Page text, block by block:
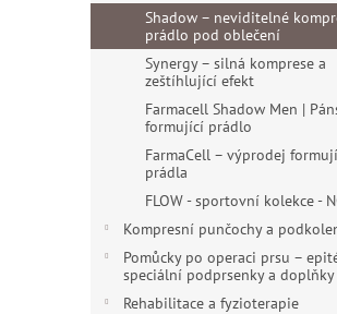
Shadow – neviditelné
prádlo pod oblečení
Synergy – silná komprese a
zeštíhlující efekt
Farmacell Shadow Men |
formující prádlo
FarmaCell – výprodej
prádla
FLOW - sportovní kolekce -
Kompresní punčochy a
Pomůcky po operaci prsu –
speciální podprsenky a doplňky
Rehabilitace a fyzioterapie